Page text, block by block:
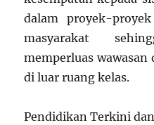
dalam proyek-
masyarakat
memperluas
di luar ruang kelas.
Pendidikan Terkini